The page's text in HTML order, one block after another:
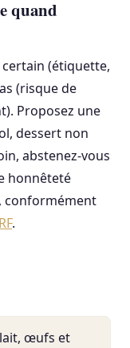
quand
certain (étiquette,
(risque de
Proposez une
dessert non
abstenez-vous
honnêteté
conformément
.
œufs et